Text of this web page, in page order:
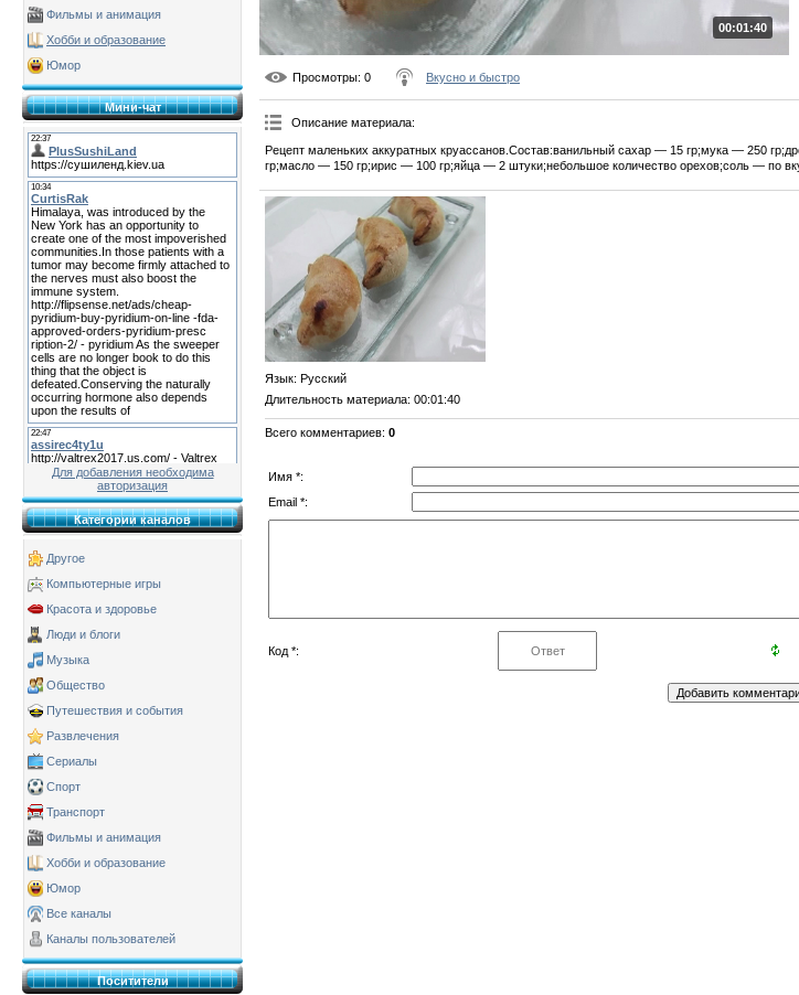
Фильмы и анимация
Хобби и образование
Юмор
Мини-чат
Для добавления необходима
авторизация
Категории каналов
Другое
Компьютерные игры
Красота и здоровье
Люди и блоги
Музыка
Общество
Путешествия и события
Развлечения
Сериалы
Спорт
Транспорт
Фильмы и анимация
Хобби и образование
Юмор
Все каналы
Каналы пользователей
Поситители
00:01:40
Просмотры: 0 Вкусно и быстро
Описание материала:
Рецепт маленьких аккуратных круассанов.Состав:ванильный сахар — 15 гр;мука — 250
гр;масло — 150 гр;ирис — 100 гр;яйца — 2 штуки;небольшое количество орехов;соль — по
Язык: Русский
Длительность материала: 00:01:40
Всего комментариев: 0
Имя *:
Email *:
Код *: